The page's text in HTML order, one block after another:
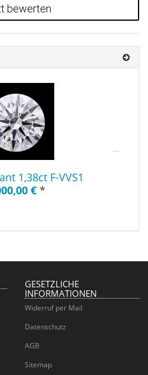
bewerten
1,38ct F-VVS1
€ *
GESETZLICHE
INFORMATIONEN
Widerruf per Mail
Datenschutz
AGB
Sitemap